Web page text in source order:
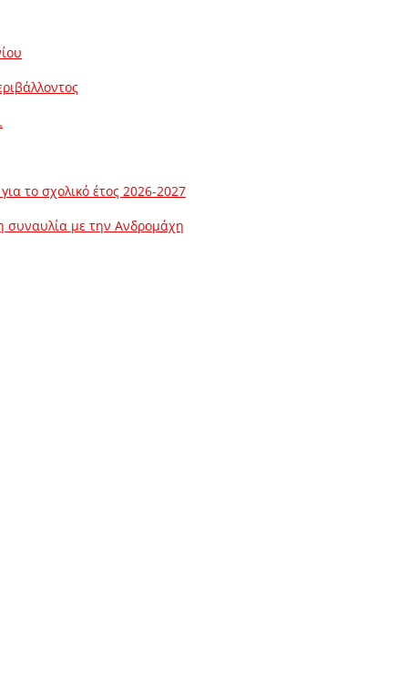
το σχολικό έτος 2026-2027
συναυλία με την Ανδρομάχη